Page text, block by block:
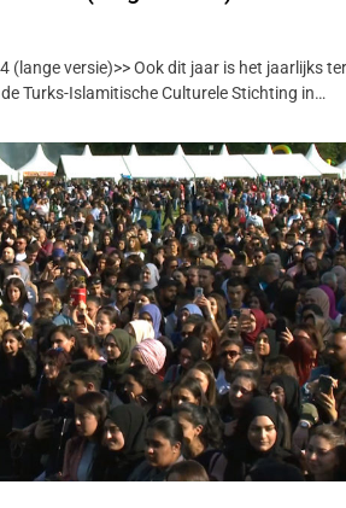
(lange versie)>> Ook dit jaar is het jaarlijks
Turks-Islamitische Culturele Stichting in…